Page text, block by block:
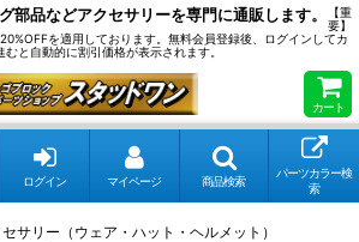
部品などアクセサリーを専門に通販します。
【重
要】
を適用しております。無料会員登録後、ログインしてカ
むと自動的に割引価格が表示されます。
カート
ログイン マイページ 商品検索
パーツカラー検
索
サリー（ウェア・ハット・ヘルメット）